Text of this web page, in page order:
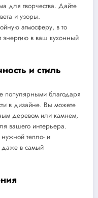
для творчества. Дайте
и узоры.
атмосферу, в то
энергию в ваш кухонный
и стиль
популярными благодаря
в дизайне. Вы можете
деревом или камнем,
вашего интерьера.
нужной тепло- и
даже в самый